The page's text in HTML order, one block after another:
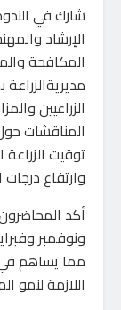
شارك في
الإرشاد
المكافحة
الزراعيين
المناقشات
توقيت
وارتفاع درجات
أكد
ونوفمبر
مما يساهم في
اللازمة لنمو